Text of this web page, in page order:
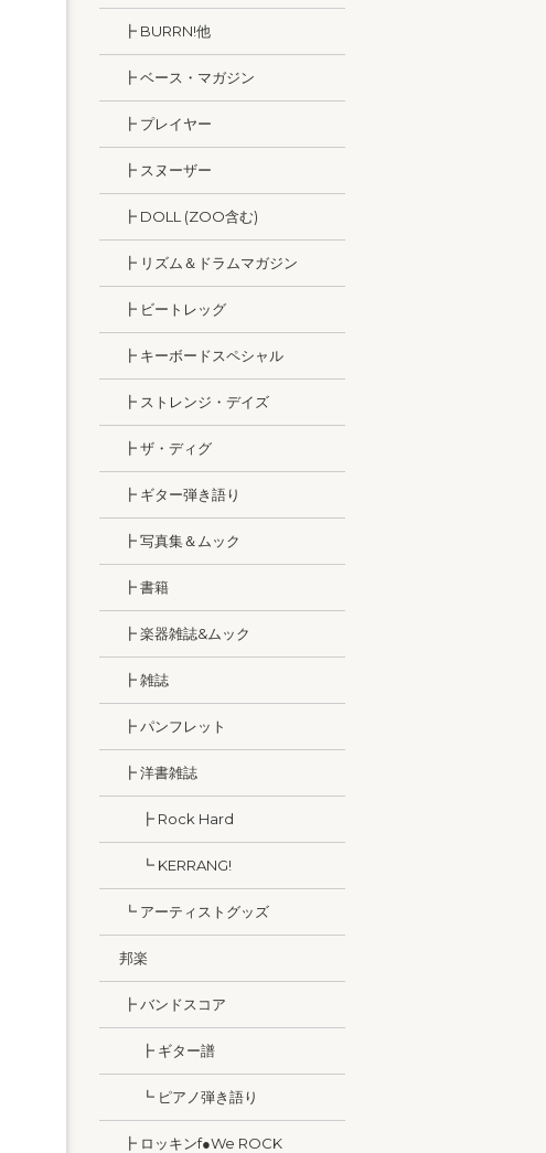
┣ BURRN!他
┣ ベース・マガジン
┣ プレイヤー
┣ スヌーザー
┣ DOLL (ZOO含む)
┣ リズム＆ドラムマガジン
┣ ビートレッグ
┣ キーボードスペシャル
┣ ストレンジ・デイズ
┣ ザ・ディグ
┣ ギター弾き語り
┣ 写真集＆ムック
┣ 書籍
┣ 楽器雑誌&ムック
┣ 雑誌
┣ パンフレット
┣ 洋書雑誌
┣ Rock Hard
┗ KERRANG!
┗ アーティストグッズ
邦楽
┣ バンドスコア
┣ ギター譜
┗ ピアノ弾き語り
┣ ロッキンf●We ROCK